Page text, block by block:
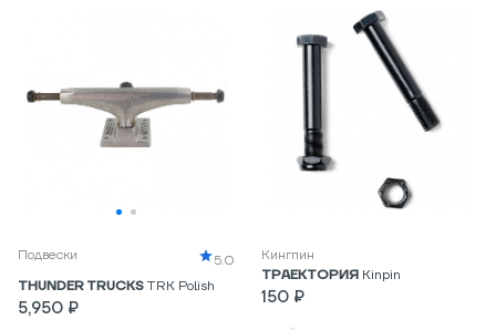
Подвески
5.0
THUNDER TRUCKS TRK Polish
5,950 ₽
Кингпин
ТРАЕКТОРИЯ Kinpin
150 ₽